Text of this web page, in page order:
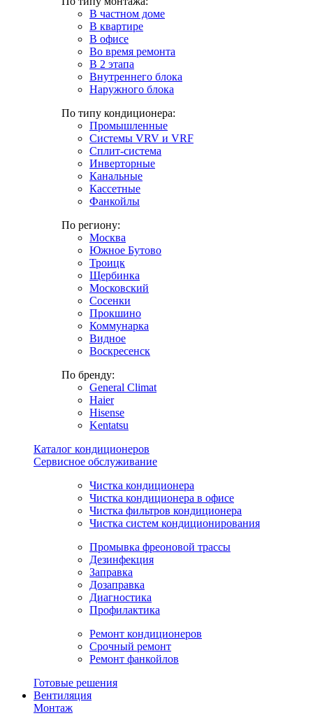
В частном доме
В квартире
В офисе
Во время ремонта
В 2 этапа
Внутреннего блока
Наружного блока
По типу кондиционера:
Промышленные
Системы VRV и VRF
Сплит-система
Инверторные
Канальные
Кассетные
Фанкойлы
По региону:
Москва
Южное Бутово
Троицк
Щербинка
Московский
Сосенки
Прокшино
Коммунарка
Видное
Воскресенск
По бренду:
General Climat
Haier
Hisense
Kentatsu
Каталог кондиционеров
Сервисное обслуживание
Чистка кондиционера
Чистка кондиционера в офисе
Чистка фильтров кондиционера
Чистка систем кондиционирования
Промывка фреоновой трассы
Дезинфекция
Заправка
Дозаправка
Диагностика
Профилактика
Ремонт кондиционеров
Срочный ремонт
Ремонт фанкойлов
Готовые решения
Вентиляция
Монтаж